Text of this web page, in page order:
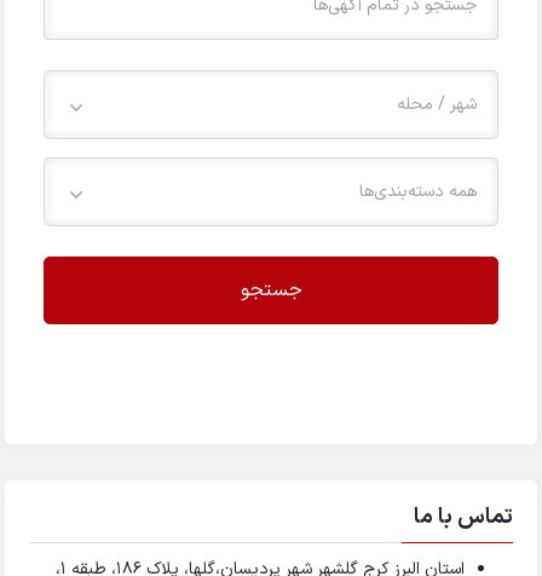
شهر / محله
همه دسته‌بندی‌ها
جستجو
تماس با ما
استان البرز کرج گلشهر شهر پردیسان،گلها، پلاک ۱۸۶، طبقه ۱،